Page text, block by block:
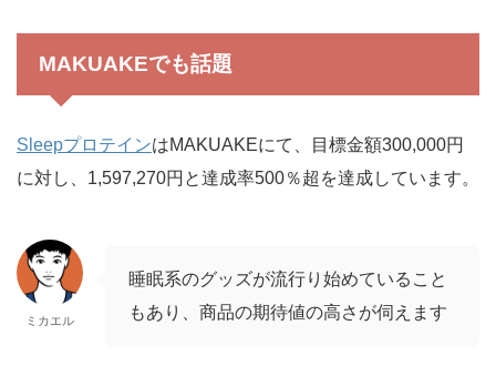
MAKUAKEでも話題
SleepプロテインはMAKUAKEにて、目標金額300,000円
に対し、1,597,270円と達成率500％超を達成しています。
ミカエル
睡眠系のグッズが流行り始めていること
もあり、商品の期待値の高さが伺えます